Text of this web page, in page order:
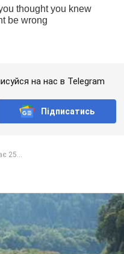
на нас в Telegram
Підписатись
25...